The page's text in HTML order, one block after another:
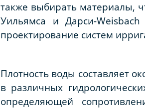
также выбирать материалы,
Уильямса и Дарси-
проектирование систем
Плотность воды составляет
в различных
определяющей